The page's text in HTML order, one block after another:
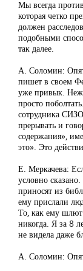
Мы всегда
которая четко
должен
подобными
так далее.
А. Соломин:
пишет в своем
уже привык.
просто
сотрудника
прерывать и
содержания»,
это». Это
Е. Меркачева:
условно
приносят из
ему прислали
То, как ему
никогда. Я за 8
не видела даже
А. Соломин: